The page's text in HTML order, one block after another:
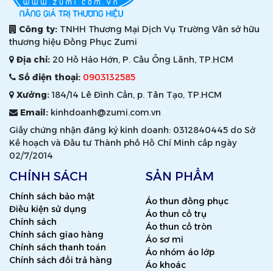
Công ty: TNHH Thương Mại Dịch Vụ Trường Vân sở hữu
thương hiệu Đồng Phục Zumi
Địa chỉ: 20 Hồ Hảo Hớn, P. Cầu Ông Lãnh, TP.HCM
Số điện thoại: 0903132585
Xưởng:184/14 Lê Đình Cẩn, p. Tân Tạo, TP.HCM
Email: kinhdoanh@zumi.com.vn
Giấy chứng nhận đăng ký kinh doanh: 0312840445 do Sở
Kế hoạch và Đầu tư Thành phố Hồ Chí Minh cấp ngày
02/7/2014
CHÍNH SÁCH
Chính sách bảo mật
Điều kiện sử dụng
Chính sách
Chính sách giao hàng
Chính sách thanh toán
Chính sách đổi trả hàng
SẢN PHẨM
Áo thun đồng phục
Áo thun cổ trụ
Áo thun cổ tròn
Áo sơ mi
Áo nhóm áo lớp
Áo khoác